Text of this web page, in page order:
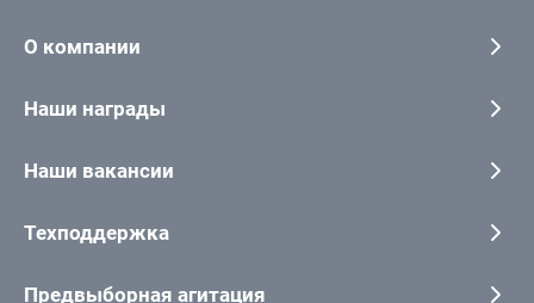
О компании
Наши награды
Наши вакансии
Техподдержка
Предвыборная агитация